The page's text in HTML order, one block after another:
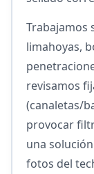
Trabajamos
limahoyas,
revisamos
(canaletas/
provocar
una
fotos del